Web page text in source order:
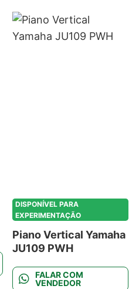
DISPONÍVEL PARA
EXPERIMENTAÇÃO
Piano Vertical Yamaha
JU109 PWH
FALAR COM
VENDEDOR